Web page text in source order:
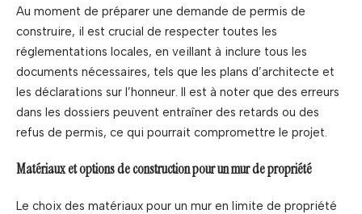
Au moment de préparer une demande de permis de
construire, il est crucial de respecter toutes les
réglementations locales, en veillant à inclure tous les
documents nécessaires, tels que les plans d’architecte et
les déclarations sur l’honneur. Il est à noter que des erreurs
dans les dossiers peuvent entraîner des retards ou des
refus de permis, ce qui pourrait compromettre le projet.
Matériaux et options de construction pour un mur de propriété
Le choix des matériaux pour un mur en limite de propriété